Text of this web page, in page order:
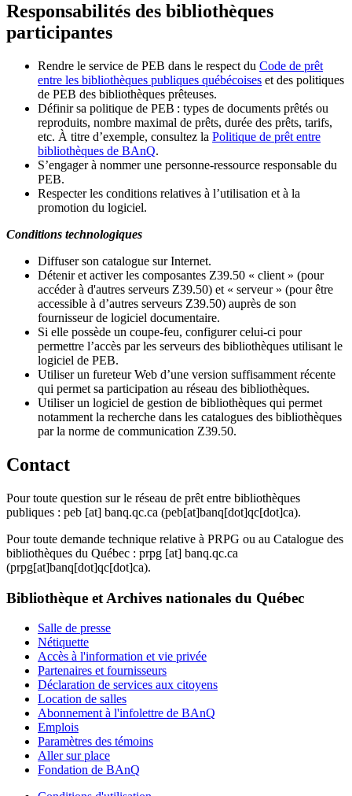
Responsabilités des bibliothèques
participantes
Rendre le service de PEB dans le respect du Code de prêt
entre les bibliothèques publiques québécoises et des politiques
de PEB des bibliothèques prêteuses.
Définir sa politique de PEB : types de documents prêtés ou
reproduits, nombre maximal de prêts, durée des prêts, tarifs,
etc. À titre d’exemple, consultez la Politique de prêt entre
bibliothèques de BAnQ.
S’engager à nommer une personne-ressource responsable du
PEB.
Respecter les conditions relatives à l’utilisation et à la
promotion du logiciel.
Conditions technologiques
Diffuser son catalogue sur Internet.
Détenir et activer les composantes Z39.50 « client » (pour
accéder à d'autres serveurs Z39.50) et « serveur » (pour être
accessible à d’autres serveurs Z39.50) auprès de son
fournisseur de logiciel documentaire.
Si elle possède un coupe-feu, configurer celui-ci pour
permettre l’accès par les serveurs des bibliothèques utilisant le
logiciel de PEB.
Utiliser un fureteur Web d’une version suffisamment récente
qui permet sa participation au réseau des bibliothèques.
Utiliser un logiciel de gestion de bibliothèques qui permet
notamment la recherche dans les catalogues des bibliothèques
par la norme de communication Z39.50.
Contact
Pour toute question sur le réseau de prêt entre bibliothèques
publiques : peb [at] banq.qc.ca (peb[at]banq[dot]qc[dot]ca).
Pour toute demande technique relative à PRPG ou au Catalogue des
bibliothèques du Québec : prpg [at] banq.qc.ca
(prpg[at]banq[dot]qc[dot]ca).
Bibliothèque et Archives nationales du Québec
Salle de presse
Nétiquette
Accès à l'information et vie privée
Partenaires et fournisseurs
Déclaration de services aux citoyens
Location de salles
Abonnement à l'infolettre de BAnQ
Emplois
Paramètres des témoins
Aller sur place
Fondation de BAnQ